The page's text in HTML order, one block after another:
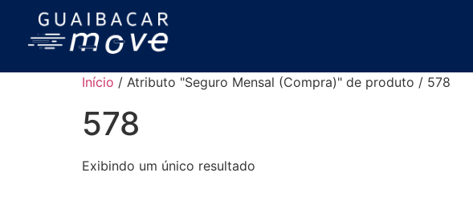
Início / Atributo "Seguro Mensal (Compra)" de produto / 578
578
Exibindo um único resultado